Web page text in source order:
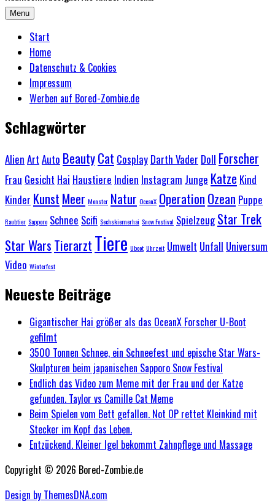
Menu
Start
Home
Datenschutz & Cookies
Impressum
Werben auf Bored-Zombie.de
Schlagwörter
Alien Art Auto BeautyCat Cosplay Darth Vader Doll Forscher
Frau Gesicht Hai Haustiere Indien Instagram Junge Katze Kind
Kinder KunstMeer Monster Natur OceanX OperationOzean Puppe
Raubtier Sapporo Schnee Scifi Sechskiemerhai Snow Festival Spielzeug Star Trek
Star WarsTierarztTiere Uboot Uhrzeit Umwelt Unfall Universum
Video Winterfest
Neueste Beiträge
Gigantischer Hai größer als das OceanX Forscher U-Boot
gefilmt
3500 Tonnen Schnee, ein Schneefest und epische Star Wars-
Skulpturen beim japanischen Sapporo Snow Festival
Endlich das Video zum Meme mit der Frau und der Katze
gefunden. Taylor vs Camille Cat Meme
Beim Spielen vom Bett gefallen. Not OP rettet Kleinkind mit
Stecker im Kopf das Leben.
Entzückend. Kleiner Igel bekommt Zahnpflege und Massage
Copyright © 2026 Bored-Zombie.de
Design by ThemesDNA.com